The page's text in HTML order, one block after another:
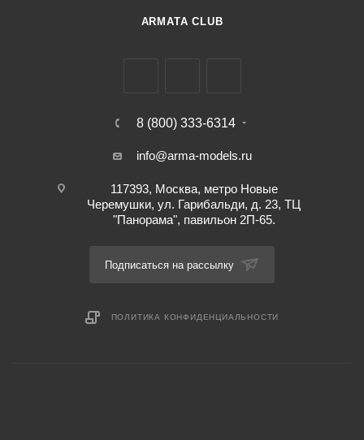
ARMATA CLUB
8 (800) 333-6314
info@arma-models.ru
117393, Москва, метро Новые
Черемушки, ул. Гарибальди, д. 23, ТЦ
"Панорама", павильон 2П-65.
Подписаться на рассылку
ПОЛИТИКА КОНФИДЕНЦИАЛЬНОСТИ